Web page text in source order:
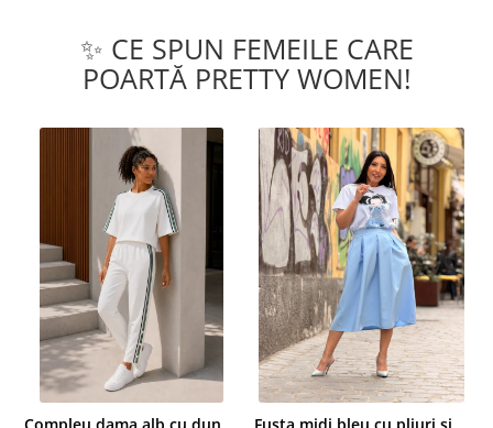
✨ CE SPUN FEMEILE CARE
POARTĂ PRETTY WOMEN!